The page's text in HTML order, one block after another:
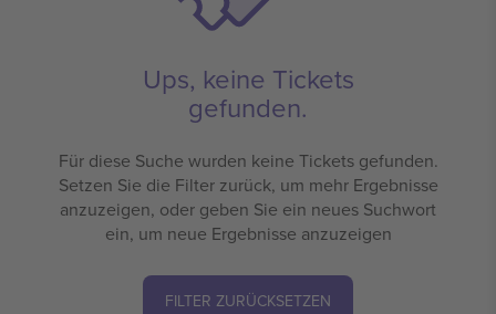
Ups, keine Tickets
gefunden.
Für diese Suche wurden keine Tickets gefunden.
Setzen Sie die Filter zurück, um mehr Ergebnisse
anzuzeigen, oder geben Sie ein neues Suchwort
ein, um neue Ergebnisse anzuzeigen
FILTER ZURÜCKSETZEN